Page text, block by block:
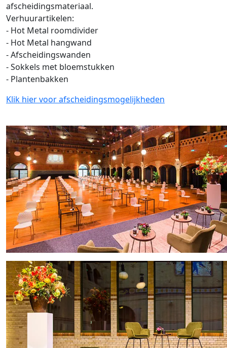
afscheidingsmateriaal.
Verhuurartikelen:
- Hot Metal roomdivider
- Hot Metal hangwand
- Afscheidingswanden
- Sokkels met bloemstukken
- Plantenbakken
Klik hier voor afscheidingsmogelijkheden